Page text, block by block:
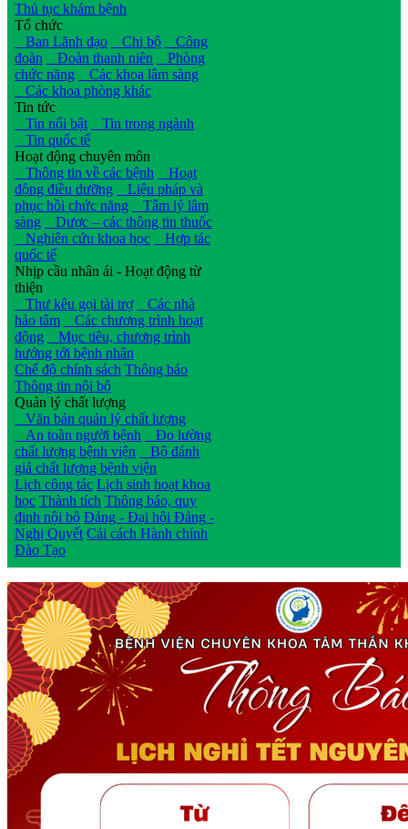
Thủ tục khám bệnh
Tổ chức
Ban Lãnh đạo
Chi bộ
Công
đoàn
Đoàn thanh niên
Phòng
chức năng
Các khoa lâm sàng
Các khoa phòng khác
Tin tức
Tin nổi bật
Tin trong ngành
Tin quốc tế
Hoạt động chuyên môn
Thông tin về các bệnh
Hoạt
động điều dưỡng
Liệu pháp và
phục hồi chức năng
Tâm lý lâm
sàng
Dược – các thông tin thuốc
Nghiên cứu khoa học
Hợp tác
quốc tế
Nhịp cầu nhân ái - Hoạt động từ
thiện
Thư kêu gọi tài trợ
Các nhà
hảo tâm
Các chương trình hoạt
động
Mục tiêu, chương trình
hướng tới bệnh nhân
Chế độ chính sách Thông báo
Thông tin nội bộ
Quản lý chất lượng
Văn bản quản lý chất lượng
An toàn người bệnh
Đo lường
chất lượng bệnh viện
Bộ đánh
giá chất lượng bệnh viện
Lịch công tác Lịch sinh hoạt khoa
học Thành tích Thông báo, quy
định nội bộ Đảng - Đại hội Đảng -
Nghị Quyết Cải cách Hành chính
Đào Tạo